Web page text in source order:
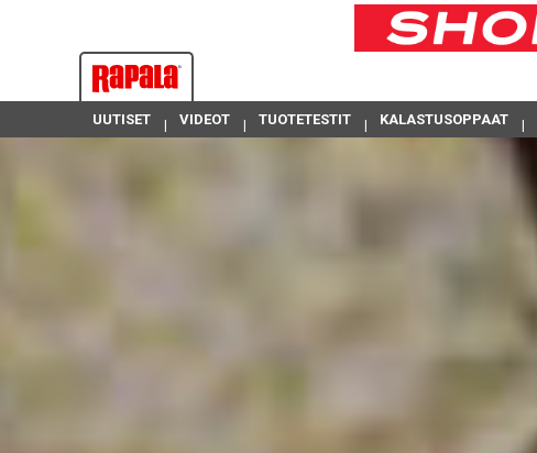
UUTISET VIDEOT TUOTETESTIT KALASTUSOPPAAT